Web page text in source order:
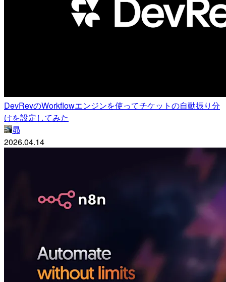
DevRevのWorkflowエンジンを使ってチケットの自動振り分
けを設定してみた
昴
2026.04.14